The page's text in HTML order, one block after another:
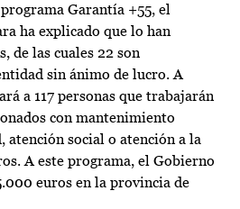
Garantía +55, el
ha explicado que lo han
de las cuales 22 son
sin ánimo de lucro. A
a 117 personas que trabajarán
con mantenimiento
atención social o atención a la
A este programa, el Gobierno
euros en la provincia de